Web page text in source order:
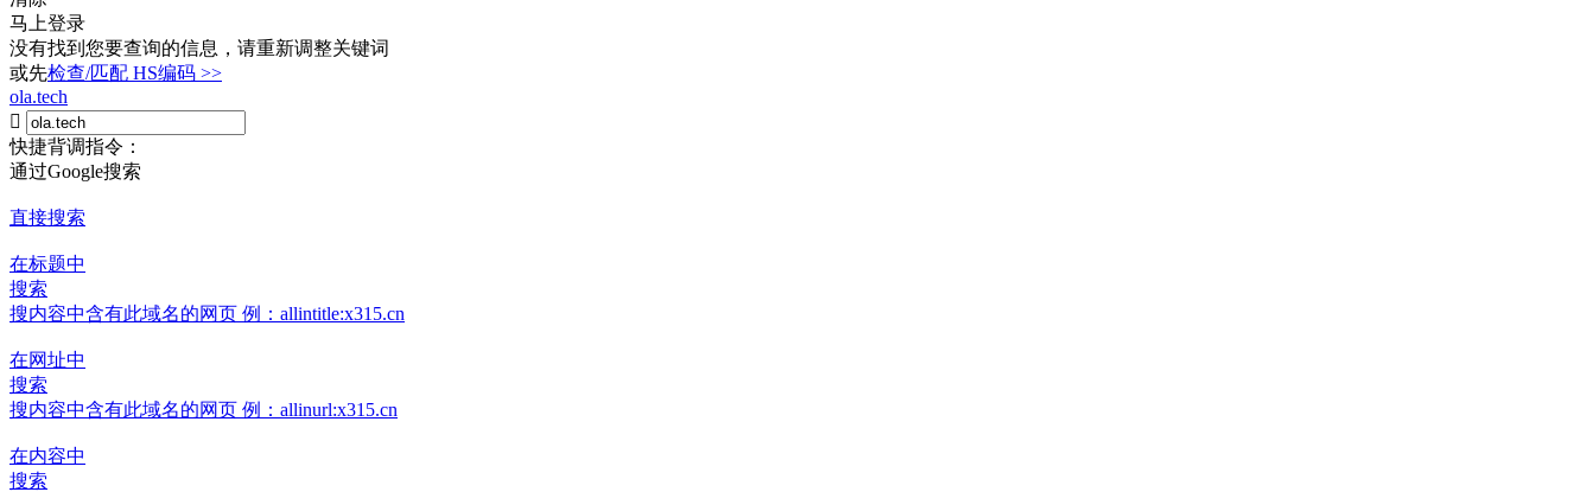
马上登录
没有找到您要查询的信息，请重新调整关键词
或先检查/匹配 HS编码 >>
ola.tech

快捷背调指令：
通过Google搜索
直接搜索
在标题中
搜索
搜内容中含有此域名的网页 例：allintitle:x315.cn
在网址中
搜索
搜内容中含有此域名的网页 例：allinurl:x315.cn
在内容中
搜索